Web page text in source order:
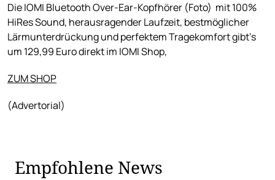
Die IOMI Bluetooth Over-Ear-Kopfhörer (Foto) mit 100%
HiRes Sound, herausragender Laufzeit, bestmöglicher
Lärmunterdrückung und perfektem Tragekomfort gibt’s
um 129,99 Euro direkt im IOMI Shop,
ZUM SHOP
(Advertorial)
Empfohlene News